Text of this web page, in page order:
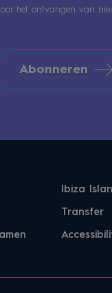
het ontvangen van
Abonneren
Ibiza
Transfer